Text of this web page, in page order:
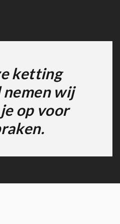
ketting
wij
op voor